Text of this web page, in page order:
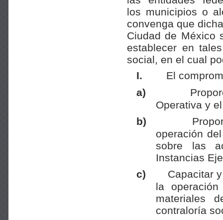
los municipios o
convenga que
Ciudad de México
establecer en
social, en el cual
I.
El
a)
Operativa y
b)
operación
sobre las
Instancias
c)
Capacitar
la
materiales
contraloría